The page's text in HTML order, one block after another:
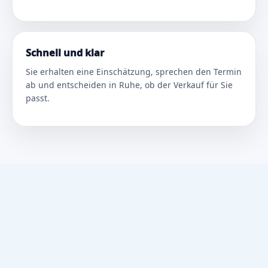
Schnell und klar
Sie erhalten eine Einschätzung, sprechen den Termin
ab und entscheiden in Ruhe, ob der Verkauf für Sie
passt.